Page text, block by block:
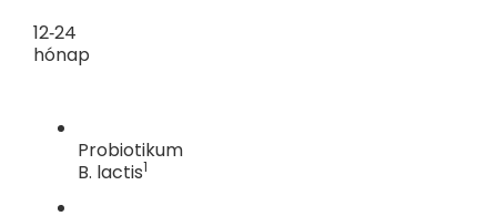
12‑24
hónap
Probiotikum
B. lactis1